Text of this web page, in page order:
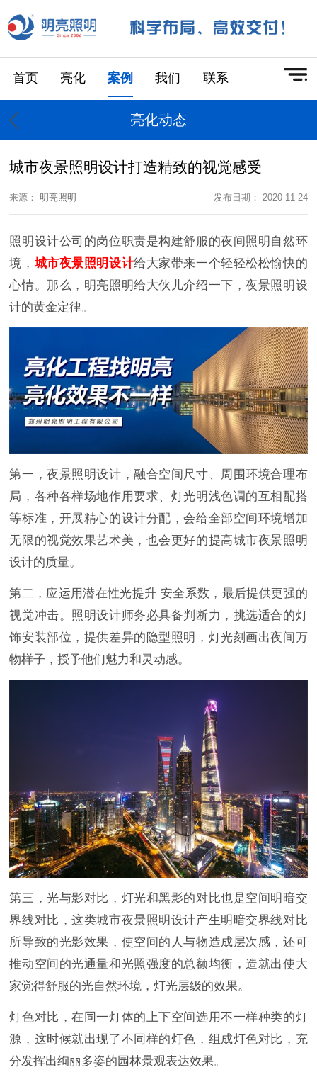
首页 亮化 案例 我们 联系
亮化动态
城市夜景照明设计打造精致的视觉感受
来源：明亮照明 发布日期： 2020-11-24
照明设计公司的岗位职责是构建舒服的夜间照明自然环
境， 城市夜景照明设计给大家带来一个轻轻松松愉快的
心情。那么，明亮照明给大伙儿介绍一下，夜景照明设
计的黄金定律。
第一，夜景照明设计，融合空间尺寸、周围环境合理布
局，各种各样场地作用要求、灯光明浅色调的互相配搭
等标准，开展精心的设计分配，会给全部空间环境增加
无限的视觉效果艺术美，也会更好的提高城市夜景照明
设计的质量。
第二，应运用潜在性光提升 安全系数，最后提供更强的
视觉冲击。照明设计师务必具备判断力，挑选适合的灯
饰安装部位，提供差异的隐型照明，灯光刻画出夜间万
物样子，授予他们魅力和灵动感。
第三，光与影对比，灯光和黑影的对比也是空间明暗交
界线对比，这类城市夜景照明设计产生明暗交界线对比
所导致的光影效果，使空间的人与物造成层次感，还可
推动空间的光通量和光照强度的总额均衡，造就出使大
家觉得舒服的光自然环境，灯光层级的效果。
灯色对比，在同一灯体的上下空间选用不一样种类的灯
源，这时候就出现了不同样的灯色，组成灯色对比，充
分发挥出绚丽多姿的园林景观表达效果。